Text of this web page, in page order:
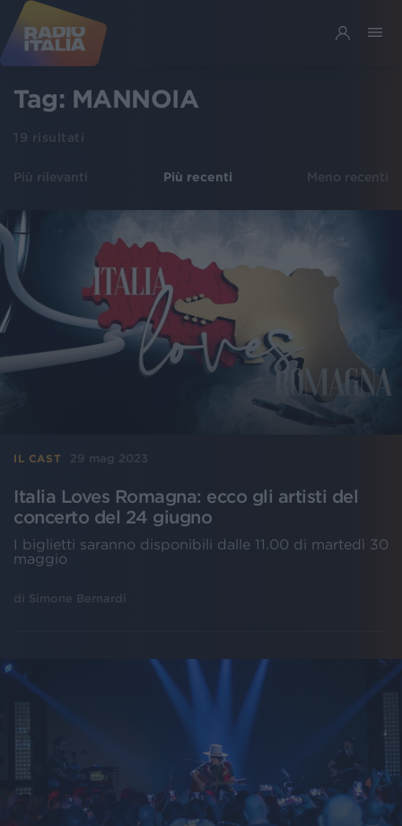
Tag: MANNOIA
19 risultati
Più rilevanti Più recenti Meno recenti
IL CAST 29 mag 2023
Italia Loves Romagna: ecco gli artisti del
concerto del 24 giugno
I biglietti saranno disponibili dalle 11.00 di martedì 30
maggio
di Simone Bernardi